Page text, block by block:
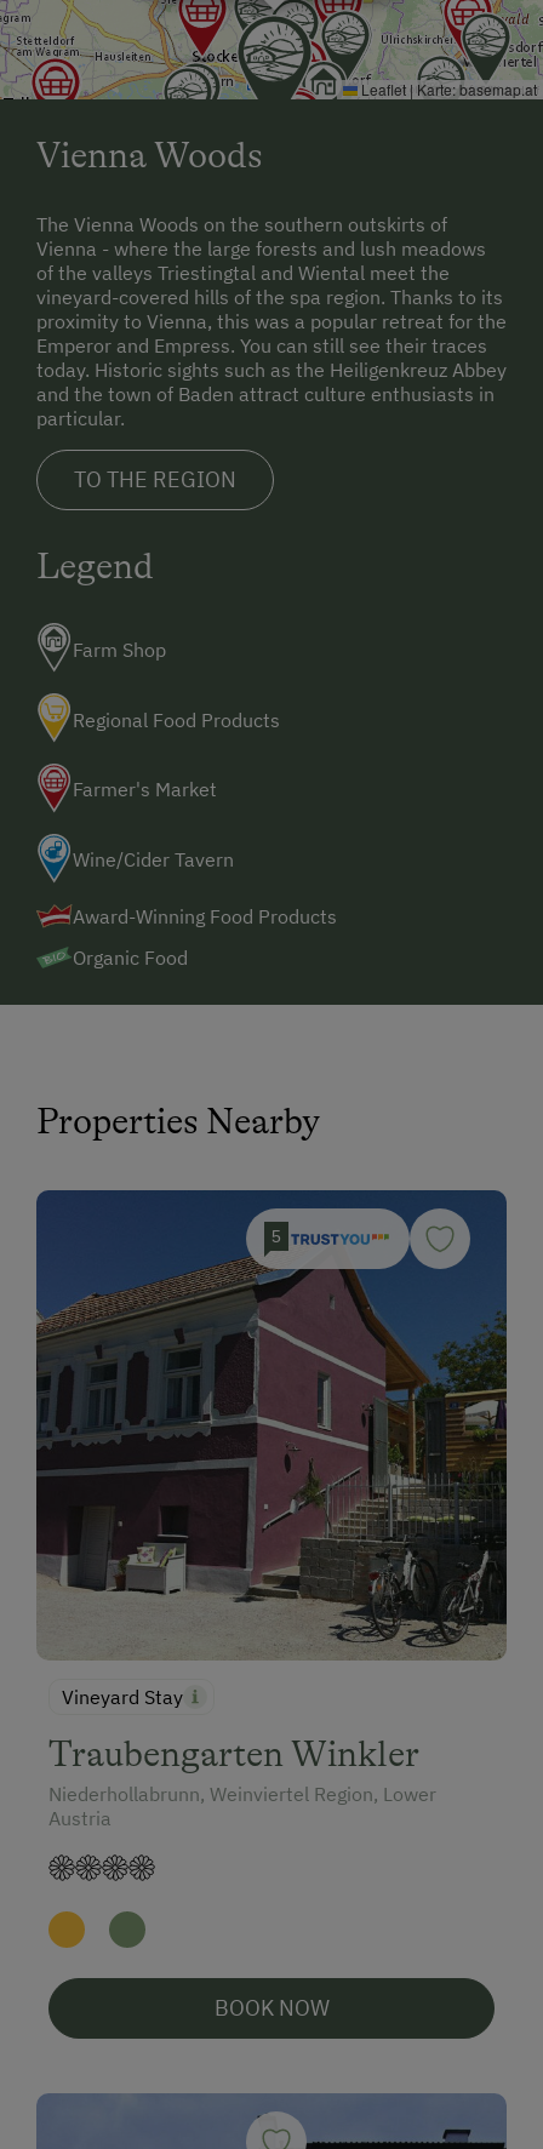
Leaflet | Karte:basemap.at
Vienna Woods
The Vienna Woods on the southern outskirts of
Vienna - where the large forests and lush meadows
of the valleys Triestingtal and Wiental meet the
vineyard-covered hills of the spa region. Thanks to its
proximity to Vienna, this was a popular retreat for the
Emperor and Empress. You can still see their traces
today. Historic sights such as the Heiligenkreuz Abbey
and the town of Baden attract culture enthusiasts in
particular.
TO THE REGION
Legend
Farm Shop
Regional Food Products
Farmer's Market
Wine/Cider Tavern
Award-Winning Food Products
Organic Food
Properties Nearby
5
Vineyard Stay
Traubengarten Winkler
Niederhollabrunn, Weinviertel Region, Lower
Austria
BOOK NOW